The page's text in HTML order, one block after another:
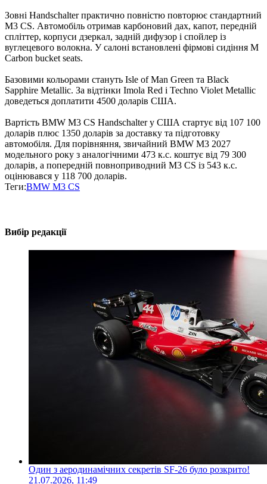
Зовні Handschalter практично повністю повторює стандартний
M3 CS. Автомобіль отримав карбоновий дах, капот, передній
спліттер, корпуси дзеркал, задній дифузор і спойлер із
вуглецевого волокна. У салоні встановлені фірмові сидіння M
Carbon bucket seats.
Базовими кольорами стануть Isle of Man Green та Black
Sapphire Metallic. За відтінки Imola Red і Techno Violet Metallic
доведеться доплатити 4500 доларів США.
Вартість BMW M3 CS Handschalter у США стартує від 107 100
доларів плюс 1350 доларів за доставку та підготовку
автомобіля. Для порівняння, звичайний BMW M3 2027
модельного року з аналогічними 473 к.с. коштує від 79 300
доларів, а попередній повноприводний M3 CS із 543 к.с.
оцінювався у 118 700 доларів.
Теги:BMW M3 CS
Вибір редакції
Один з аеродинамічних секретів SF-26 було розкрито!
21.07.2026, 11:49